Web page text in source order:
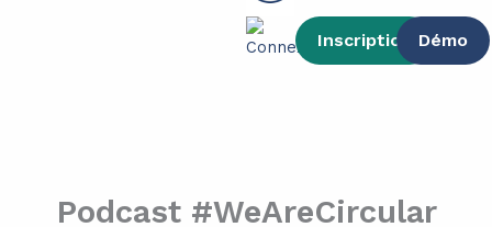
Inscription Démo
Podcast #WeAreCircular